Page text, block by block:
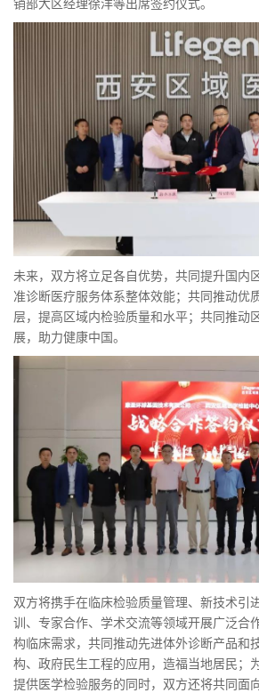
未来，双方将立足各自优势，共同提升国内
准诊断医疗服务体系整体效能；共同推动优
层，提高区域内检验质量和水平；共同推动
展，助力健康中国。
双方将携手在临床检验质量管理、新技术引
训、专家合作、学术交流等领域开展广泛合
构临床需求，共同推动先进体外诊断产品和
构、政府民生工程的应用，造福当地居民；
提供医学检验服务的同时，双方还将共同面